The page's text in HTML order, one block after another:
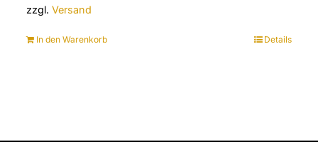
zzgl.Versand
In den Warenkorb Details